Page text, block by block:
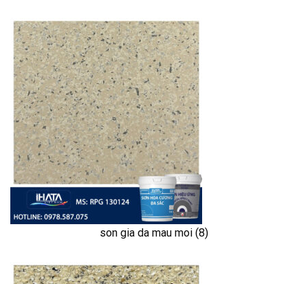
son gia da mau moi (8)